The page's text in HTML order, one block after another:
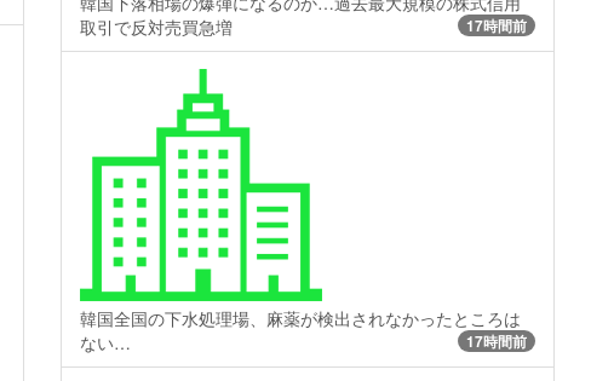
取引で反対売買急増
17時間前
韓国全国の下水処理場、麻薬が検出されなかったところは
ない…
17時間前